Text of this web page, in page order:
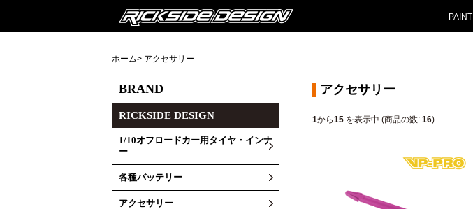
PAINT
ホーム> アクセサリー
BRAND
RICKSIDE DESIGN
1/10オフロードカー用タイヤ・インナ
ー
各種バッテリー
アクセサリー
アクセサリー
1から15を表示中 (商品の数: 16)